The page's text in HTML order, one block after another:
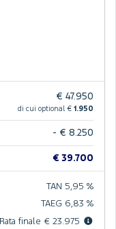
€ 47.950
di cui optional € 1.950
- € 8.250
€ 39.700
TAN 5,95 %
TAEG 6,83 %
Rata finale € 23.975